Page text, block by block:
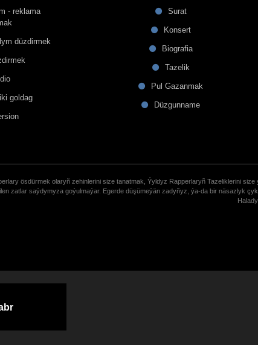
- reklama
düzdirmek
goldag
Surat
Konsert
Biografia
Tazelik
Pul Gazanmak
Düzgunname
ösdürmek olaryñ zehinlerini size tanatmak, Ýyldyz Rapperlaryñ Tazeliklerini
zatlar saýdymyza goýulmaýar. Egerde düşümeýän zadyñyz, ýa-da bir näsazlyk